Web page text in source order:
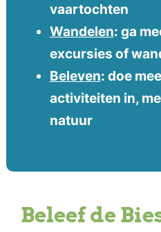
vaartochten
Wandelen: ga
excursies of
Beleven: doe
activiteiten in,
natuur
Beleef de